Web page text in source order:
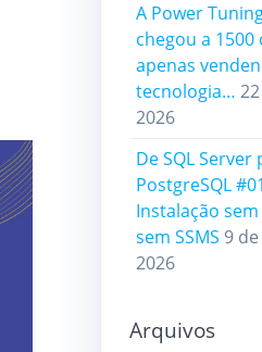
A Power
chegou a 1500
apenas
tecnologia…
2026
De SQL Server
PostgreSQL
Instalação
sem SSMS 9
2026
Arquivos